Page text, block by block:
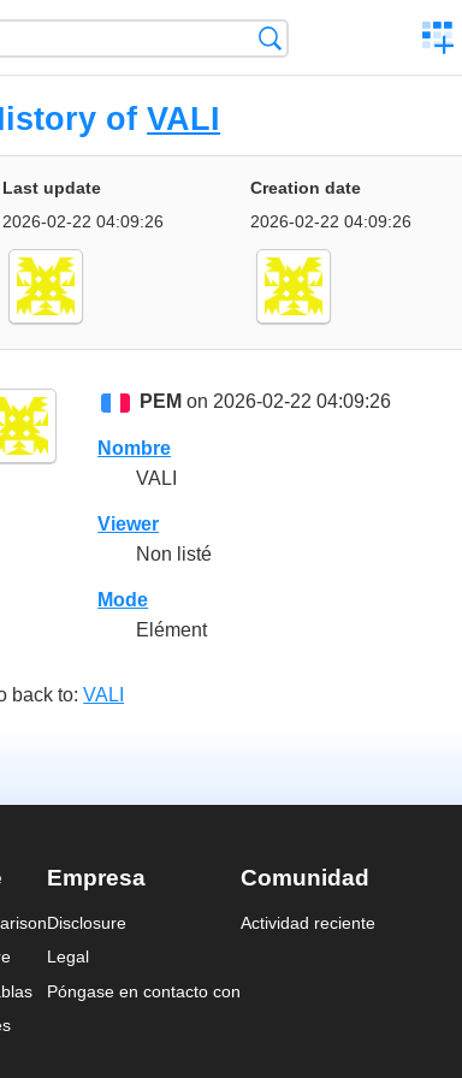
una
ofVALI
Last update
2026-02-22 04:09:26
Creation date
2026-02-22 04:09:26
PEM on 2026-02-22 04:09:26
Nombre
VALI
Viewer
Non listé
Mode
Elément
back to:VALI
Empresa
Disclosure
Legal
Póngase en contacto con
Comunidad
Actividad reciente